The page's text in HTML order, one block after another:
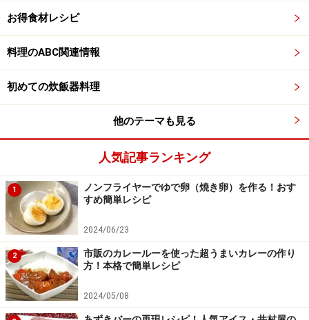
お得食材レシピ
料理のABC関連情報
初めての炊飯器料理
他のテーマも見る
人気記事ランキング
1
ノンフライヤーでゆで卵（焼き卵）を作る！おす
すめ簡単レシピ
2024/06/23
2
市販のカレールーを使った超うまいカレーの作り
方！本格で簡単レシピ
2024/05/08